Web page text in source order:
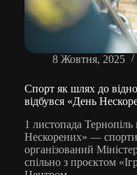
8 Жовтня, 2025
Спорт як шлях до
відбувся «День
1 листопада
Нескорених» —
організований
спільно з проєктом